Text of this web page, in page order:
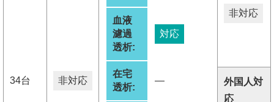
34台 非対応
血液
濾過
透析:
対応
在宅
透析:
―
非対応
外国人対
応